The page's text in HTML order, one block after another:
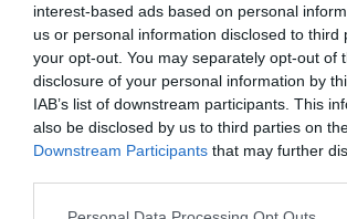
interest-based ads based on personal
us or personal information disclosed to third
your opt-out. You may separately opt-out of
disclosure of your personal information by
IAB’s list of downstream participants. This
also be disclosed by us to third parties on
Downstream Participants that may further
Τοποθεσία:
Πειραιώς 260 - Χώρος Β, Ταύρος,
Πειραιώς 260
Eισιτήρια: